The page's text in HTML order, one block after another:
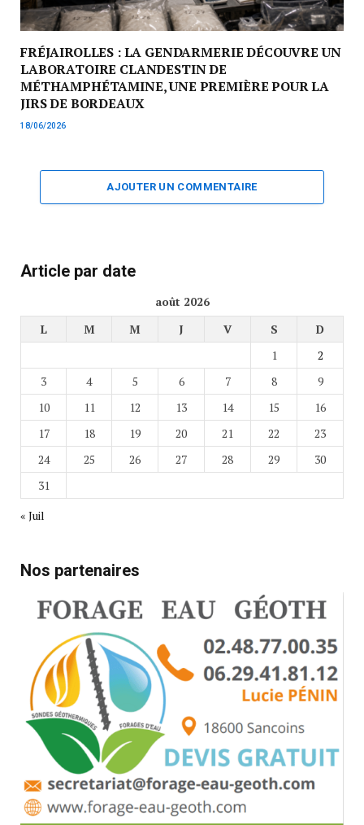
FRÉJAIROLLES : LA GENDARMERIE DÉCOUVRE UN
LABORATOIRE CLANDESTIN DE
MÉTHAMPHÉTAMINE, UNE PREMIÈRE POUR LA
JIRS DE BORDEAUX
18/06/2026
AJOUTER UN COMMENTAIRE
Article par date
août 2026
L
M M J V S
D
1
2
3
4 5 6 7 8
9
10
11 12 13 14 15
16
17
18 19 20 21 22
23
24
25 26 27 28 29
30
31
« Juil
Nos partenaires